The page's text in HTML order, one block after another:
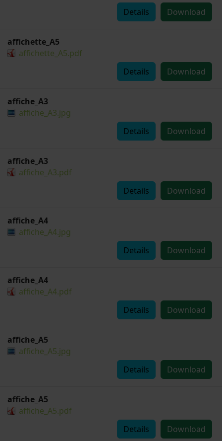
Download
Details
affichette_A5
affichette_A5.pdf
Download
Details
affiche_A3
affiche_A3.jpg
Download
Details
affiche_A3
affiche_A3.pdf
Download
Details
affiche_A4
affiche_A4.jpg
Download
Details
affiche_A4
affiche_A4.pdf
Download
Details
affiche_A5
affiche_A5.jpg
Download
Details
affiche_A5
affiche_A5.pdf
Download
Details